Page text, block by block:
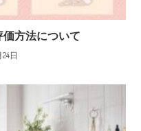
方法について
日